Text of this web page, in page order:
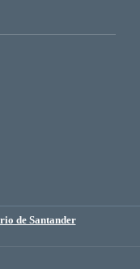
de Santander